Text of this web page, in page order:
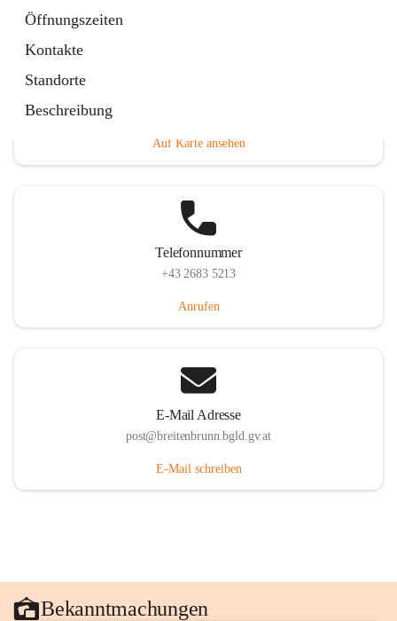
Öffnungszeiten
Kontakte
Standorte
Beschreibung
Auf Karte ansehen
Telefonnummer
+43 2683 5213
Anrufen
E-Mail Adresse
post@breitenbrunn.bgld.gv.at
E-Mail schreiben
Bekanntmachungen